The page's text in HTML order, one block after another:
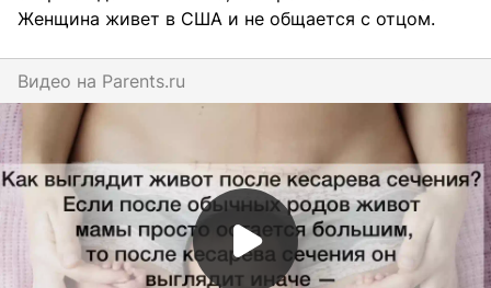
Женщина живет в США и не общается с отцом.
Видео на parents.ru